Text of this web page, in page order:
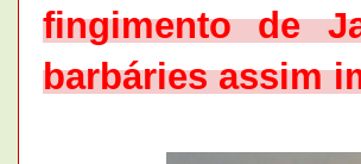
fingimento de
barbáries assim